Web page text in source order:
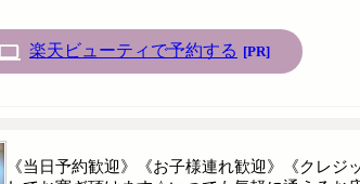
楽天ビューティで予約する [PR]
《当日予約歓迎》《お子様連れ歓迎》《クレ